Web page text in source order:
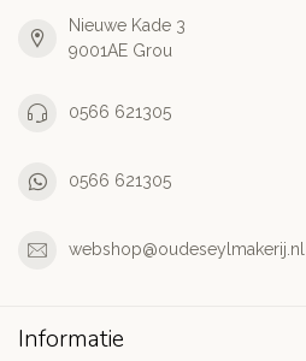
Nieuwe Kade 3
9001AE Grou
0566 621305
0566 621305
webshop@oudeseylmakerij.nl
Informatie